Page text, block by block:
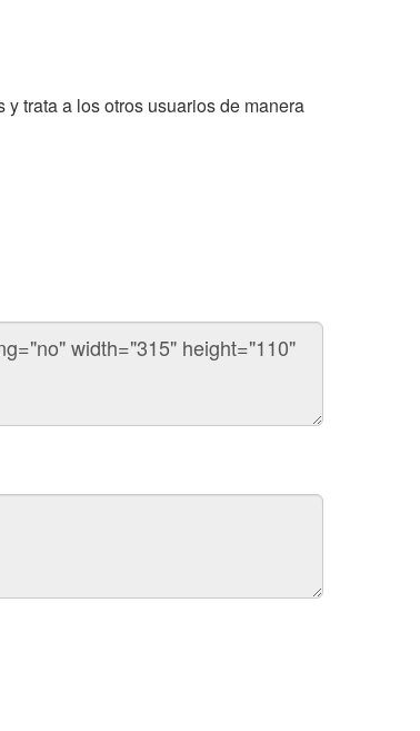
trata a los otros usuarios de manera